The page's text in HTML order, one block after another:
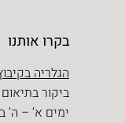
בקרו אותנו
הגלריה
ביקור
ימים א’ – ה’ בין